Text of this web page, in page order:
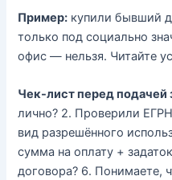
Пример: купили бывший
только под социально
офис — нельзя. Читайте
Чек-лист перед подачей
лично? 2. Проверили
вид разрешённого
сумма на оплату +
договора? 6. Понимаете,